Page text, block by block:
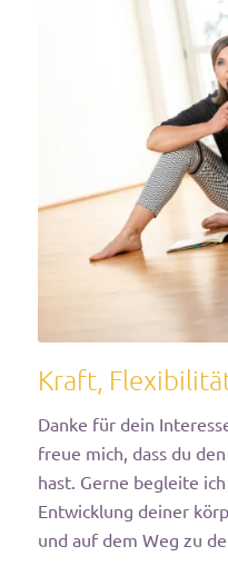
Kraft,
Danke für dein
freue mich, dass du
hast. Gerne begleite
Entwicklung deiner
und auf dem Weg zu